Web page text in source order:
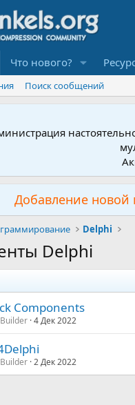
Что нового?
Поиск сообщений
Добавление новой
Delphi
Delphi
Components
4 Дек 2022
2 Дек 2022